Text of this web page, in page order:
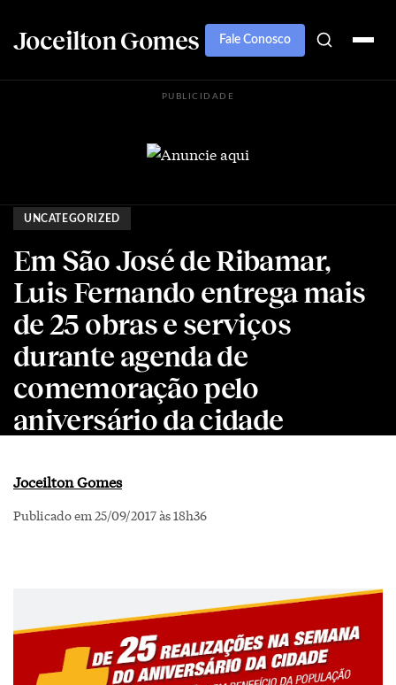
Joceilton Gomes Fale Conosco
PUBLICIDADE
UNCATEGORIZED
Em São José de Ribamar,
Luis Fernando entrega mais
de 25 obras e serviços
durante agenda de
comemoração pelo
aniversário da cidade
Joceilton Gomes
Publicado em 25/09/2017 às 18h36